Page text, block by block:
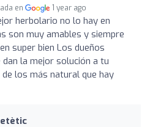
en 1 year ago
herbolario no lo hay en
son muy amables y siempre
super bien Los dueños
la mejor solución a tu
los más natural que hay